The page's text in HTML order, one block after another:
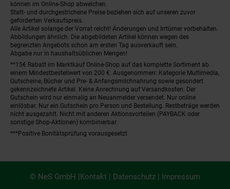
können im Online-Shop abweichen.
Statt- und durchgestrichene Preise beziehen sich auf unseren zuvor
geforderten Verkaufspreis.
Alle Artikel solange der Vorrat reicht! Änderungen und Irrtümer vorbehalten.
Abbildungen ähnlich. Die abgebildeten Artikel können wegen des
begrenzten Angebots schon am ersten Tag ausverkauft sein.
Abgabe nur in haushaltsüblichen Mengen!
**15€ Rabatt im Marktkauf Online-Shop auf das komplette Sortiment ab
einem Mindestbestellwert von 200 €. Ausgenommen: Kategorie Multimedia,
Gutscheine, Bücher und Pre- & Anfangsmilchnahrung sowie gesondert
gekennzeichnete Artikel. Keine Anrechnung auf Versandkosten. Der
Gutschein wird nur einmalig an Neuanmelder versendet. Nur online
einlösbar. Nur ein Gutschein pro Person und Bestellung. Restbeträge werden
nicht ausgezahlt. Nicht mit anderen Aktionsvorteilen (PAYBACK oder
sonstige Shop-Aktionen) kombinierbar.
***Positive Bonitätsprüfung vorausgesetzt
© NeS GmbH |Kontakt | Datenschutz | Impressum